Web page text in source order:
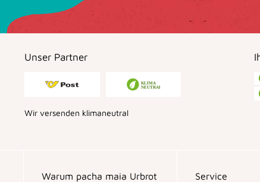
Unser Partner
Wir versenden klimaneutral
Warum pacha maia Urbrot Service